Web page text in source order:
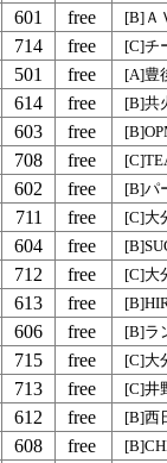
601 free [B]Ａ
714 free [C]チ
501 free [A]豊
614 free [B]共
603 free
708 free
602 free [B]パ
711 free [C]大
604 free
712 free [C]大
613 free
606 free [B]ラ
715 free [C]大
713 free [C]井
612 free [B]西
608 free